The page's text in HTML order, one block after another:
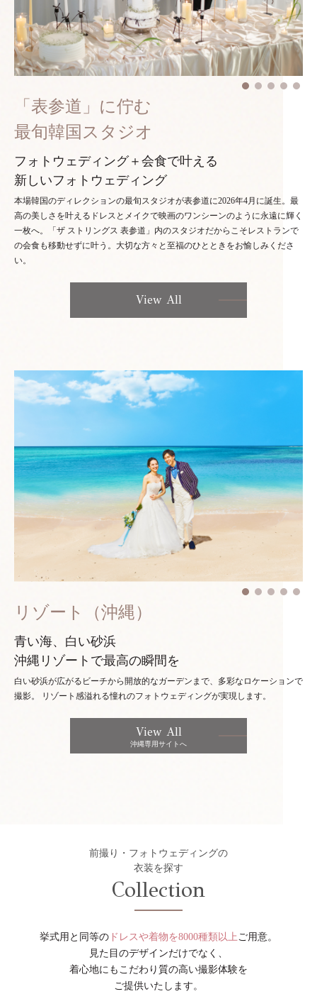
「表参道」に佇む
最旬韓国スタジオ
フォトウェディング＋会食で叶える
新しいフォトウェディング
本場韓国のディレクションの最旬スタジオが表参道に2026年4月に誕生。最
高の美しさを叶えるドレスとメイクで映画のワンシーンのように永遠に輝く
一枚へ。「ザ ストリングス 表参道」内のスタジオだからこそレストランで
の会食も移動せずに叶う。大切な方々と至福のひとときをお愉しみくださ
い。
View All
リゾート（沖縄）
青い海、白い砂浜
沖縄リゾートで最高の瞬間を
白い砂浜が広がるビーチから開放的なガーデンまで、多彩なロケーションで
撮影。
リゾート感溢れる憧れのフォトウェディングが実現します。
View All
沖縄専用サイトへ
前撮り・フォトウェディングの
衣装を探す
Collection
挙式用と同等の ドレスや着物を8000種類以上 ご用意。
見た目のデザインだけでなく、
着心地にもこだわり質の高い撮影体験を
ご提供いたします。